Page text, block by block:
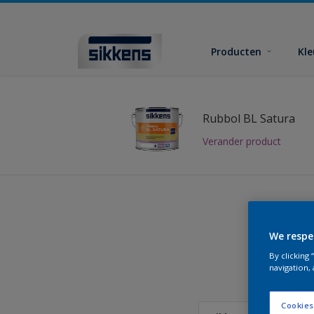
Producten
Rubbol BL Satura
Verander product
We
By clicking
navigation,